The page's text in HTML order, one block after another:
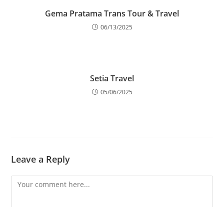
Gema Pratama Trans Tour & Travel
06/13/2025
Setia Travel
05/06/2025
Leave a Reply
Comment